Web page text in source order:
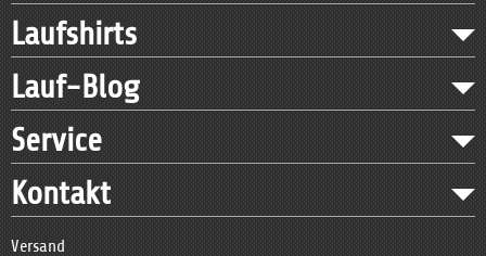
Laufshirts
Lauf-Blog
Service
Kontakt
Versand